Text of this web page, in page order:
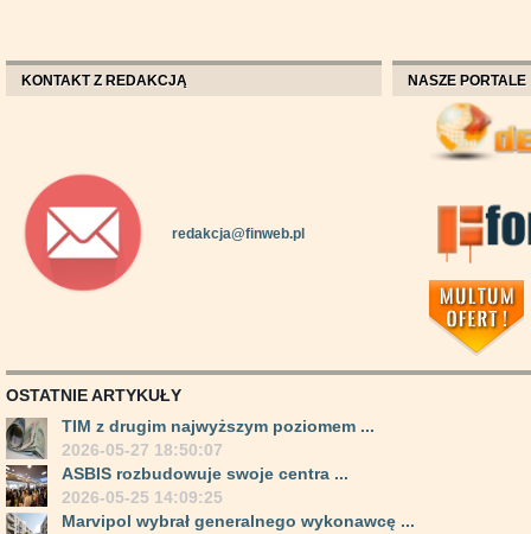
KONTAKT Z REDAKCJĄ
redakcja@finweb.pl
NASZE PORTALE
OSTATNIE ARTYKUŁY
TIM z drugim najwyższym poziomem ...
2026-05-27 18:50:07
ASBIS rozbudowuje swoje centra ...
2026-05-25 14:09:25
Marvipol wybrał generalnego wykonawcę ...